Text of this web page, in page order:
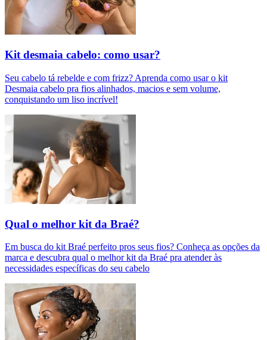
Kit desmaia cabelo: como usar?
Seu cabelo tá rebelde e com frizz? Aprenda como usar o kit
Desmaia cabelo pra fios alinhados, macios e sem volume,
conquistando um liso incrível!
Qual o melhor kit da Braé?
Em busca do kit Braé perfeito pros seus fios? Conheça as opções da
marca e descubra qual o melhor kit da Braé pra atender às
necessidades específicas do seu cabelo